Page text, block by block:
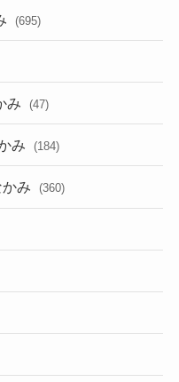
(695)
み (47)
み (184)
み (360)